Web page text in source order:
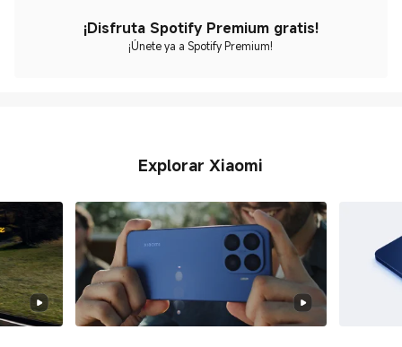
¡Disfruta Spotify Premium gratis!
¡Únete ya a Spotify Premium!
Explorar Xiaomi